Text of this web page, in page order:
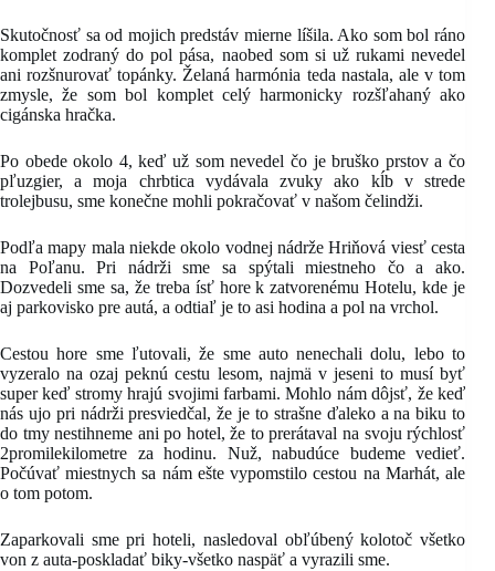
Skutočnosť sa od mojich predstáv mierne líšila. Ako som bol ráno
komplet zodraný do pol pása, naobed som si už rukami nevedel
ani rozšnurovať topánky. Želaná harmónia teda nastala, ale v tom
zmysle, že som bol komplet celý harmonicky rozšľahaný ako
cigánska hračka.
Po obede okolo 4, keď už som nevedel čo je bruško prstov a čo
pľuzgier, a moja chrbtica vydávala zvuky ako kĺb v strede
trolejbusu, sme konečne mohli pokračovať v našom čelindži.
Podľa mapy mala niekde okolo vodnej nádrže Hriňová viesť cesta
na Poľanu. Pri nádrži sme sa spýtali miestneho čo a ako.
Dozvedeli sme sa, že treba ísť hore k zatvorenému Hotelu, kde je
aj parkovisko pre autá, a odtiaľ je to asi hodina a pol na vrchol.
Cestou hore sme ľutovali, že sme auto nenechali dolu, lebo to
vyzeralo na ozaj peknú cestu lesom, najmä v jeseni to musí byť
super keď stromy hrajú svojimi farbami. Mohlo nám dôjsť, že keď
nás ujo pri nádrži presviedčal, že je to strašne ďaleko a na biku to
do tmy nestihneme ani po hotel, že to prerátaval na svoju rýchlosť
2promilekilometre za hodinu. Nuž, nabudúce budeme vedieť.
Počúvať miestnych sa nám ešte vypomstilo cestou na Marhát, ale
o tom potom.
Zaparkovali sme pri hoteli, nasledoval obľúbený kolotoč všetko
von z auta-poskladať biky-všetko naspäť a vyrazili sme.